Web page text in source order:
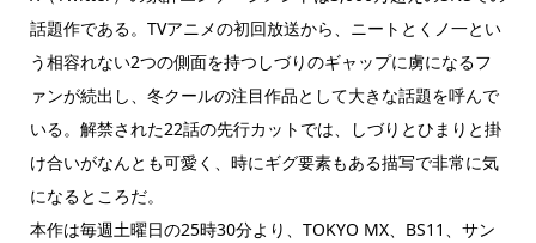
話題作である。TVアニメの初回放送から、ニートとくノ一とい
う相容れない2つの側面を持つしづりのギャップに虜になるフ
ァンが続出し、冬クールの注目作品として大きな話題を呼んで
いる。解禁された22話の先行カットでは、しづりとひまりと掛
け合いがなんとも可愛く、時にギグ要素もある描写で非常に気
になるところだ。
本作は毎週土曜日の25時30分より、TOKYO MX、BS11、サン